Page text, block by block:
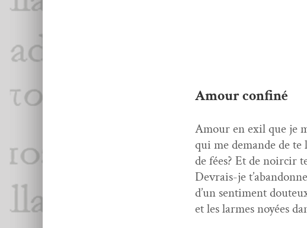
Egal à
l’arbre n’a
Une
Amour confiné
Amour en exil que je
qui me demande de te
de fées? Et de noir­cir
Devrais-je
d’un sen­ti­ment
et les larmes noyées